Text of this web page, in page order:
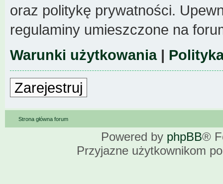
oraz politykę prywatności.
regulaminy umieszczone na
Warunki użytkowania|
Zarejestruj
Strona główna forum
Powered by phpBB®
Przyjazne użytkownikom